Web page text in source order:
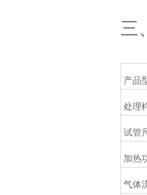
三
产品
处理
试管
加热
气体